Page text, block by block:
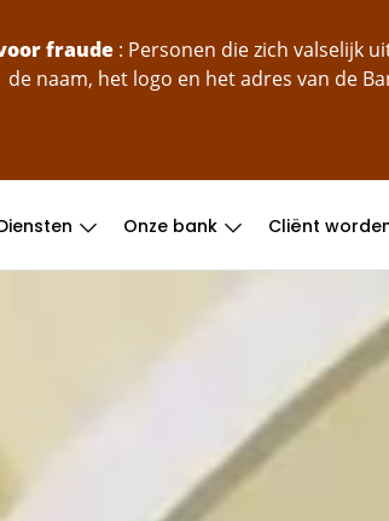
fraude : Personen die zich valselijk
de naam, het logo en het adres van de
Onze bank Cliënt